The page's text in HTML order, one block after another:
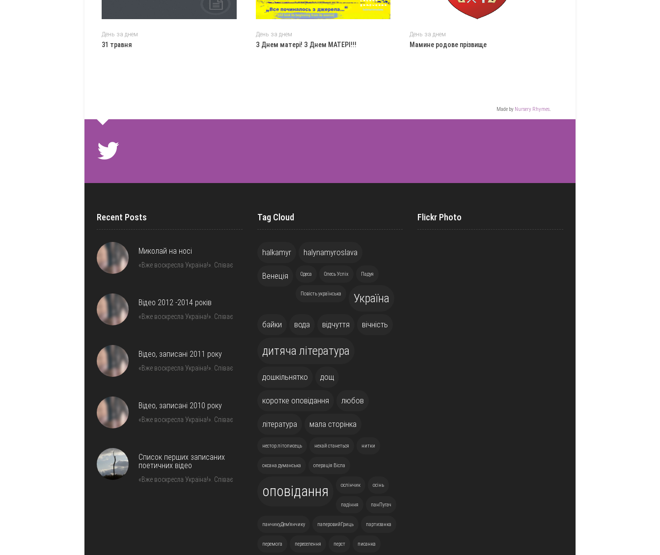
День за днем
31 травня
День за днем
З Днем матері! З Днем МАТЕРІ!!!
День за днем
Мамине родове прізвище
Made by Nursery Rhymes.
Recent Posts
Миколай на носі
«Вже воскресла Україна!». Співає
Відео 2012 -2014 років
«Вже воскресла Україна!». Співає
Відео, записані 2011 року
«Вже воскресла Україна!». Співає
Відео, записані 2010 року
«Вже воскресла Україна!». Співає
Список перших записаних
поетичних відео
«Вже воскресла Україна!». Співає
Tag Cloud
halkamyr halynamyroslava
Венеція Одеса Олесь Успіх Падуя
Повість українська Україна
байки вода відчуття вічність
дитяча література
дошкільнятко дощ
коротке оповідання любов
література мала сторінка
нестор літописець нехай станеться нитки
оксана думанська операція Вісла
оповідання ослінчик осінь
падіння панПугач
панчикуДем'янчику паперовийГриць партизанка
перемога переселення перст писанка
Flickr Photo